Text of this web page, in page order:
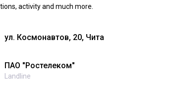
activity and much more.
ул. Космонавтов, 20, Чита
ПАО "Ростелеком"
Landline